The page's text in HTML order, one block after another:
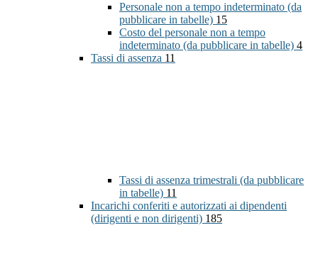
Personale non a tempo indeterminato (da
pubblicare in tabelle) 15
Costo del personale non a tempo
indeterminato (da pubblicare in tabelle) 4
Tassi di assenza 11
Tassi di assenza trimestrali (da pubblicare
in tabelle) 11
Incarichi conferiti e autorizzati ai dipendenti
(dirigenti e non dirigenti) 185